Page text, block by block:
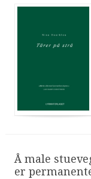
Å male
er